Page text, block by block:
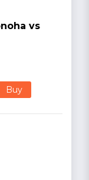
vs
Buy